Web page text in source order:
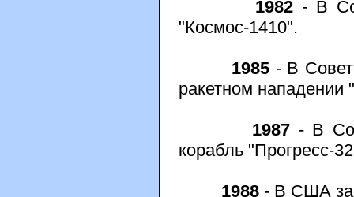
1982 - В
"Космос-1410".
1985 - В
ракетном нападении
1987 - В
корабль "Прогресс-
1988- В США